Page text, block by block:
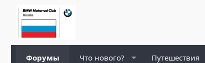
Форумы Что нового? Путешествия